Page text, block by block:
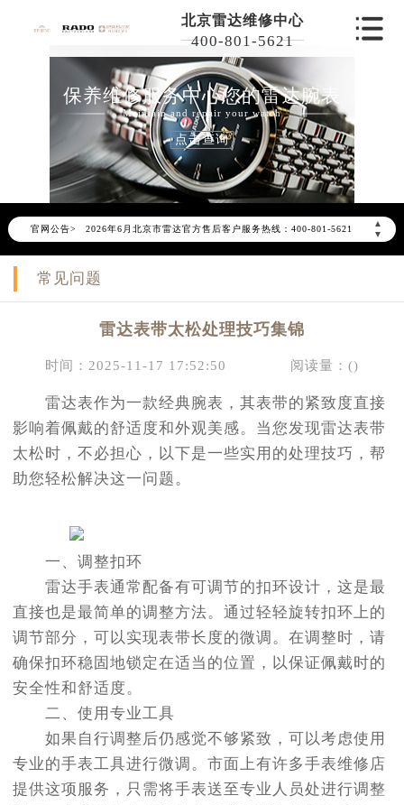
北京雷达维修中心
400-801-5621
保养维修服务中心您的雷达腕表
Maintain and repair your watch
点击查询
官网公告>
▲
▼
2026年6月雷达北京市售后服务网络优化升级公告
2026年6月北京市雷达官方售后客户服务热线：400-801-5621
2026年6月雷达售后服务中心最新网点地址：
常见问题
雷达表带太松处理技巧集锦
时间：2025-11-17 17:52:50 阅读量：()
雷达表作为一款经典腕表，其表带的紧致度直接
影响着佩戴的舒适度和外观美感。当您发现雷达表带
太松时，不必担心，以下是一些实用的处理技巧，帮
助您轻松解决这一问题。
一、调整扣环
雷达手表通常配备有可调节的扣环设计，这是最
直接也是最简单的调整方法。通过轻轻旋转扣环上的
调节部分，可以实现表带长度的微调。在调整时，请
确保扣环稳固地锁定在适当的位置，以保证佩戴时的
安全性和舒适度。
二、使用专业工具
如果自行调整后仍感觉不够紧致，可以考虑使用
专业的手表工具进行微调。市面上有许多手表维修店
提供这项服务，只需将手表送至专业人员处进行调整